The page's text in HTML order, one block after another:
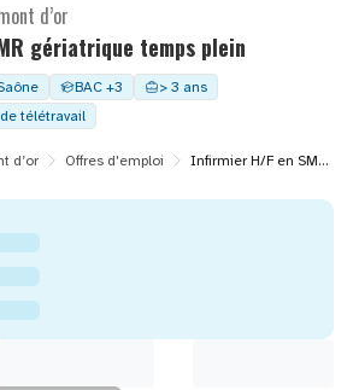
gériatrique temps plein
d’or
BAC +3
> 3 ans
télétravail
d’or Offres d'emploi Infirmier H/F en SMR gériatrique temps plein